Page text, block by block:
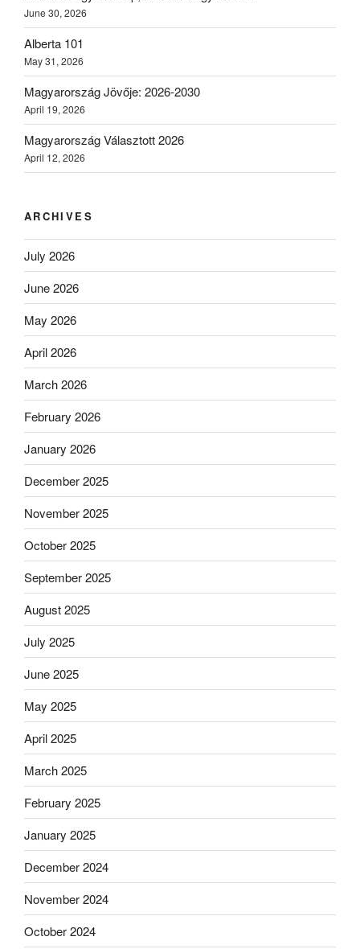
June 30, 2026
Alberta 101
May 31, 2026
Magyarország Jövője: 2026-2030
April 19, 2026
Magyarország Választott 2026
April 12, 2026
ARCHIVES
July 2026
June 2026
May 2026
April 2026
March 2026
February 2026
January 2026
December 2025
November 2025
October 2025
September 2025
August 2025
July 2025
June 2025
May 2025
April 2025
March 2025
February 2025
January 2025
December 2024
November 2024
October 2024